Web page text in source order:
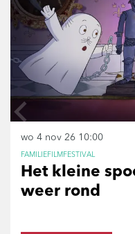
Het kleine
weer rond
FAMILIEFILMFESTIVAL
wo 4 nov 26 10:00